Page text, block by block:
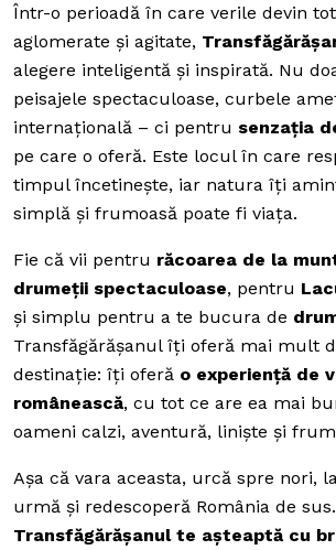
Într-o perioadă în care verile devin
aglomerate și agitate,
alegere inteligentă și inspirată. Nu
peisajele spectaculoase, curbele
internațională – ci pentru senzația
pe care o oferă. Este locul în care
timpul încetinește, iar natura îți
simplă și frumoasă poate fi viața.
Fie că vii pentru răcoarea de la
drumeții spectaculoase, pentru
și simplu pentru a te bucura de
Transfăgărășanul îți oferă mai mult
destinație: îți oferă o experiență de
românească, cu tot ce are ea mai
oameni calzi, aventură, liniște și
Așa că vara aceasta, urcă spre nori,
urmă și redescoperă România de sus.
Transfăgărășanul te așteaptă cu